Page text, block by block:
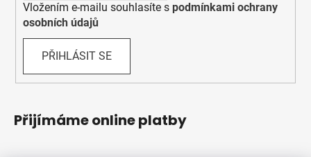
Vložením e-mailu souhlasíte s podmínkami ochrany
osobních údajů
PŘIHLÁSIT SE
Přijímáme online platby